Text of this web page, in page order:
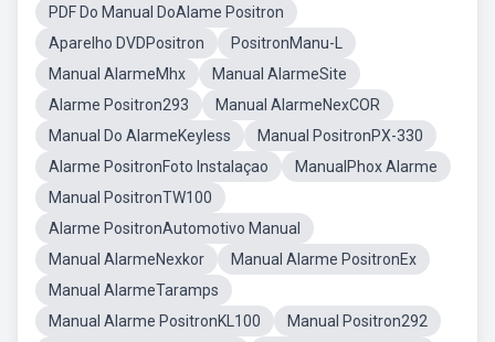
PDF Do Manual DoAlame Positron
Aparelho DVDPositron
PositronManu-L
Manual AlarmeMhx
Manual AlarmeSite
Alarme Positron293
Manual AlarmeNexCOR
Manual Do AlarmeKeyless
Manual PositronPX-330
Alarme PositronFoto Instalaçao
ManualPhox Alarme
Manual PositronTW100
Alarme PositronAutomotivo Manual
Manual AlarmeNexkor
Manual Alarme PositronEx
Manual AlarmeTaramps
Manual Alarme PositronKL100
Manual Positron292